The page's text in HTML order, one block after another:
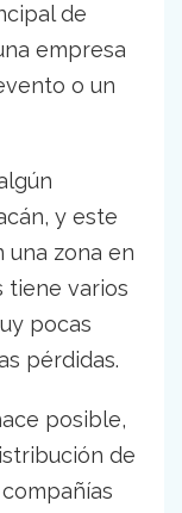
de
empresa
o un
y este
una zona en
tiene varios
pocas
pérdidas.
posible,
de